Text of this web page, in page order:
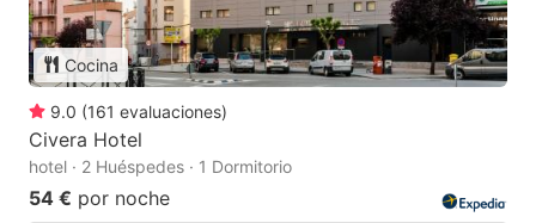
Cocina
9.0 (161 evaluaciones)
Civera Hotel
hotel · 2 Huéspedes · 1 Dormitorio
54 € por noche